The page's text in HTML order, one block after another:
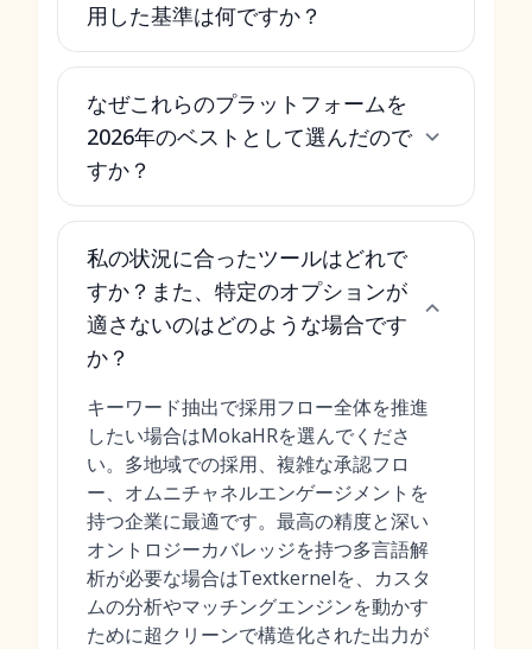
用した基準は何ですか？
なぜこれらのプラットフォームを
2026年のベストとして選んだので
すか？
私の状況に合ったツールはどれで
すか？また、特定のオプションが
適さないのはどのような場合です
か？
キーワード抽出で採用フロー全体を推進
したい場合はMokaHRを選んでくださ
い。多地域での採用、複雑な承認フロ
ー、オムニチャネルエンゲージメントを
持つ企業に最適です。最高の精度と深い
オントロジーカバレッジを持つ多言語解
析が必要な場合はTextkernelを、カスタ
ムの分析やマッチングエンジンを動かす
ために超クリーンで構造化された出力が